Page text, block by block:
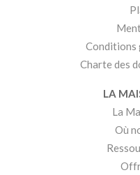
Conditions
Charte des
LA
La
Où